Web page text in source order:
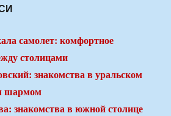
самолет: комфортное
столицами
знакомства в уральском
шармом
знакомства в южной столице